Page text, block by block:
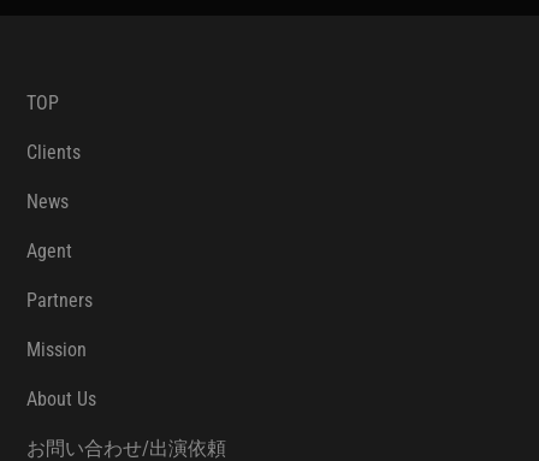
TOP
Clients
News
Agent
Partners
Mission
About Us
お問い合わせ/出演依頼